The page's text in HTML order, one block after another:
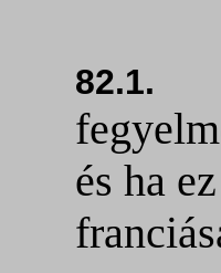
82.1.
és ha